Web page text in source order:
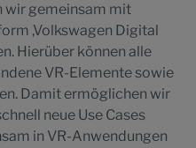
wir gemeinsam mit
,Volkswagen Digital
Hierüber können alle
VR-Elemente sowie
Damit ermöglichen wir
neue Use Cases
in VR-Anwendungen